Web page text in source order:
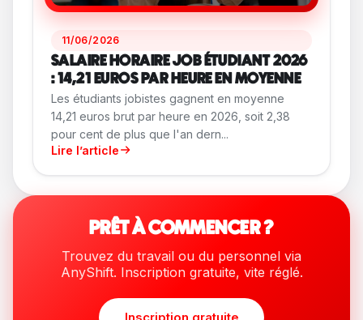
11/06/2026
SALAIRE HORAIRE JOB ÉTUDIANT 2026
: 14,21 EUROS PAR HEURE EN MOYENNE
Les étudiants jobistes gagnent en moyenne
14,21 euros brut par heure en 2026, soit 2,38
pour cent de plus que l'an dern...
Lire l’article
PRÊT À COMMENCER ?
Trouvez du travail ou du personnel via
AnyShift. Inscription gratuite, vite réglé.